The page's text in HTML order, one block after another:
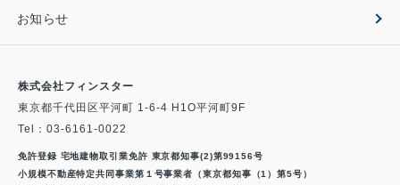
お知らせ
株式会社フィンスター
東京都千代田区平河町 1-6-4 H1O平河町9F
Tel： 03-6161-0022
免許登録 宅地建物取引業免許 東京都知事(2)第99156号
小規模不動産特定共同事業第１号事業者（東京都知事（1）第5号）